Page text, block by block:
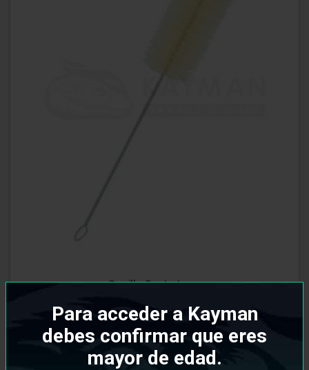
Para acceder a Kayman
debes confirmar que eres
mayor de edad.
Cepillo Punta Lana
3,50€